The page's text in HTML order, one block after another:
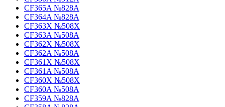
CF365A №828A
CF364A №828A
CF363X №508X
CF363A №508A
CF362X №508X
CF362A №508A
CF361X №508X
CF361A №508A
CF360X №508X
CF360A №508A
CF359A №828A